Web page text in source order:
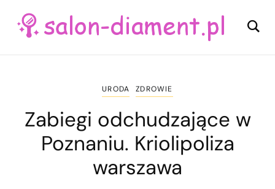
URODA ZDROWIE
Zabiegi odchudzające w
Poznaniu. Kriolipoliza
warszawa